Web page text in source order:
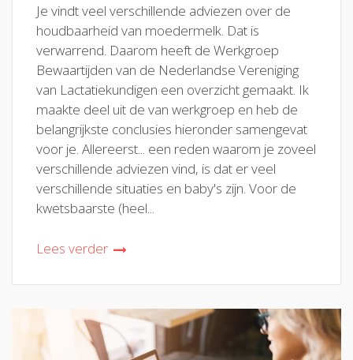
Je vindt veel verschillende adviezen over de
houdbaarheid van moedermelk. Dat is
verwarrend. Daarom heeft de Werkgroep
Bewaartijden van de Nederlandse Vereniging
van Lactatiekundigen een overzicht gemaakt. Ik
maakte deel uit de van werkgroep en heb de
belangrijkste conclusies hieronder samengevat
voor je. Allereerst... een reden waarom je zoveel
verschillende adviezen vind, is dat er veel
verschillende situaties en baby's zijn. Voor de
kwetsbaarste (heel...
Lees verder